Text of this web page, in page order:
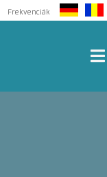
Frekvenciák